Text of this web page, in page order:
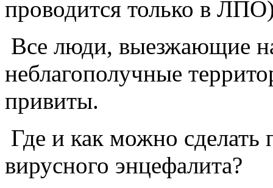
проводится только в
Все люди, выезжающие
неблагополучные
привиты.
Где и как можно сделать
вирусного энцефалита?